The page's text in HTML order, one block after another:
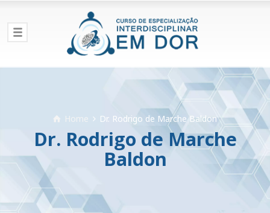
Home Dr. Rodrigo de Marche Baldon
Dr. Rodrigo de Marche
Baldon